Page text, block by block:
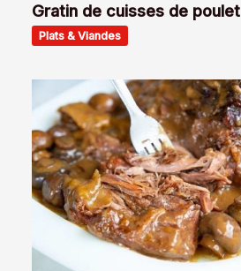
Gratin de cuisses de poulet
Plats & Viandes